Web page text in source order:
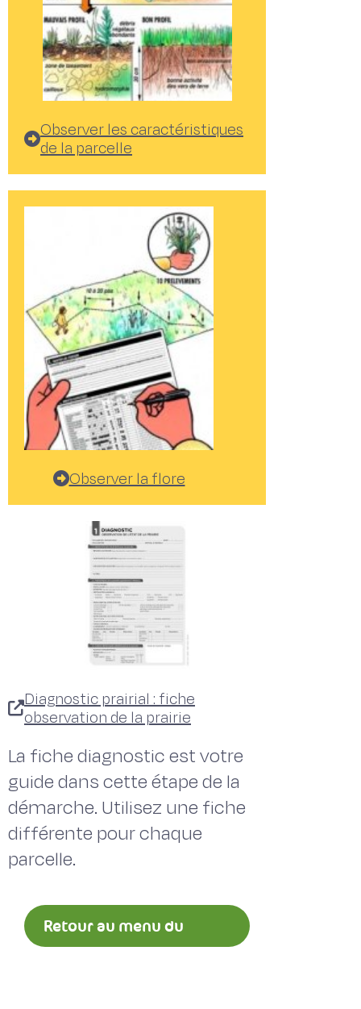
Observer les caractéristiques
de la parcelle
Observer la flore
Diagnostic prairial : fiche
observation de la prairie
La fiche diagnostic est votre
guide dans cette étape de la
démarche. Utilisez une fiche
différente pour chaque
parcelle.
Retour au menu du